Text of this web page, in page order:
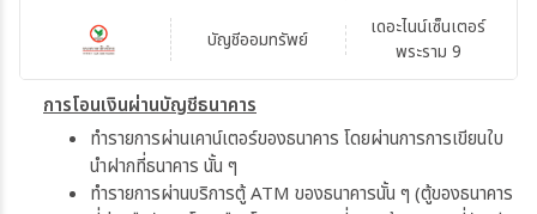
บัญชีออมทรัพย์
เดอะไนน์เซ็นเตอร์
พระราม 9
การโอนเงินผ่านบัญชีธนาคาร
ทำรายการผ่านเคาน์เตอร์ของธนาคาร โดยผ่านการการเขียนใบ
นำฝากที่ธนาคาร นั้น ๆ
ทำรายการผ่านบริการตู้ ATM ของธนาคารนั้น ๆ (ตู้ของธนาคาร